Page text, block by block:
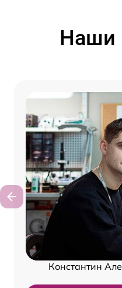
Наши
Константин